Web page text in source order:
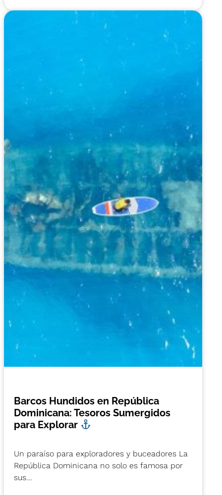
Barcos Hundidos en República
Dominicana: Tesoros Sumergidos
para Explorar
Un paraíso para exploradores y buceadores La
República Dominicana no solo es famosa por
sus...